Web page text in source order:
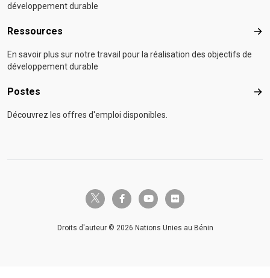
développement durable
Ressources
En savoir plus sur notre travail pour la réalisation des objectifs de
développement durable
Postes
Découvrez les offres d'emploi disponibles.
twitter-x facebook-fyoutube flickr
Droits d'auteur © 2026 Nations Unies au Bénin